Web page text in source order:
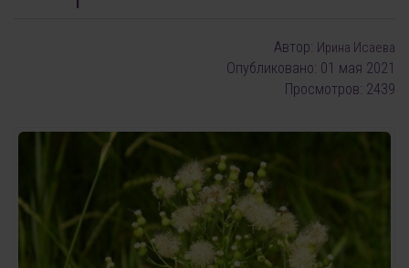
Автор: Ирина Исаева
Опубликовано: 01 мая 2021
Просмотров: 2439